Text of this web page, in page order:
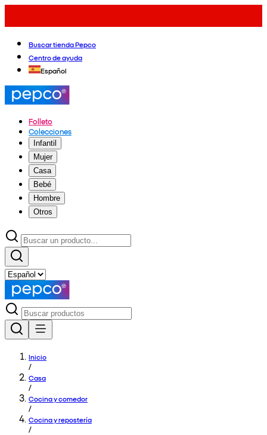
Buscar tienda Pepco
Centro de ayuda
Español
Folleto
Colecciones
Infantil
Mujer
Casa
Bebé
Hombre
Otros
Inicio
/
Casa
/
Cocina y comedor
/
Cocina y repostería
/